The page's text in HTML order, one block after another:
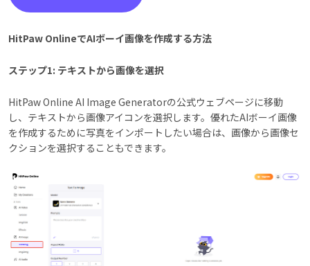
HitPaw OnlineでAIボーイ画像を作成する方法
ステップ1: テキストから画像を選択
HitPaw Online AI Image Generatorの公式ウェブページに移動
し、テキストから画像アイコンを選択します。優れたAIボーイ画像
を作成するために写真をインポートしたい場合は、画像から画像セ
クションを選択することもできます。